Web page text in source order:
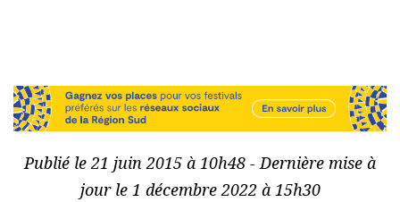
Publié le 21 juin 2015 à 10h48 - Dernière mise à
jour le 1 décembre 2022 à 15h30